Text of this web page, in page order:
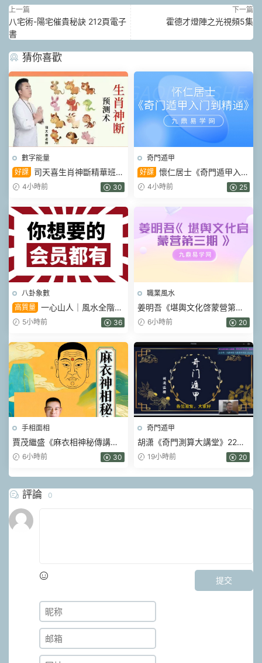
上一篇
八宅術-陽宅催貴秘訣 212頁電子
書
下一篇
霍德才燈陣之光視頻5集
猜你喜歡
數字能量
好課
司天喜生肖神斷精華班
17集視頻
4小時前 30
奇門遁甲
好課 懷仁居士《奇門遁甲入門
到精通》教學視頻32集
4小時前 25
八卦象數
高質量 一心山人｜風水全階
113集系統課，從入門到實戰一
5小時前 36
職業風水
姜明吾《堪輿文化啓蒙營第三
期》17集視頻
6小時前 20
手相面相
賈茂繼‬盛《麻衣相神‬秘傳講筆
義‬記+麻衣神相藝四‬通玄高面階‬
6小時前 30
奇門遁甲
胡潇《奇門測算大講堂》22集
視頻19小時前 20
評論 0
提交